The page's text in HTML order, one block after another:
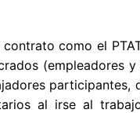
como el
(empleadores
participantes,
al irse al